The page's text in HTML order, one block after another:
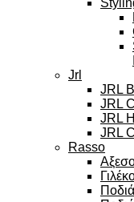
Jrl
JRL
JRL
JRL
JRL
Rasso
Ποδιά